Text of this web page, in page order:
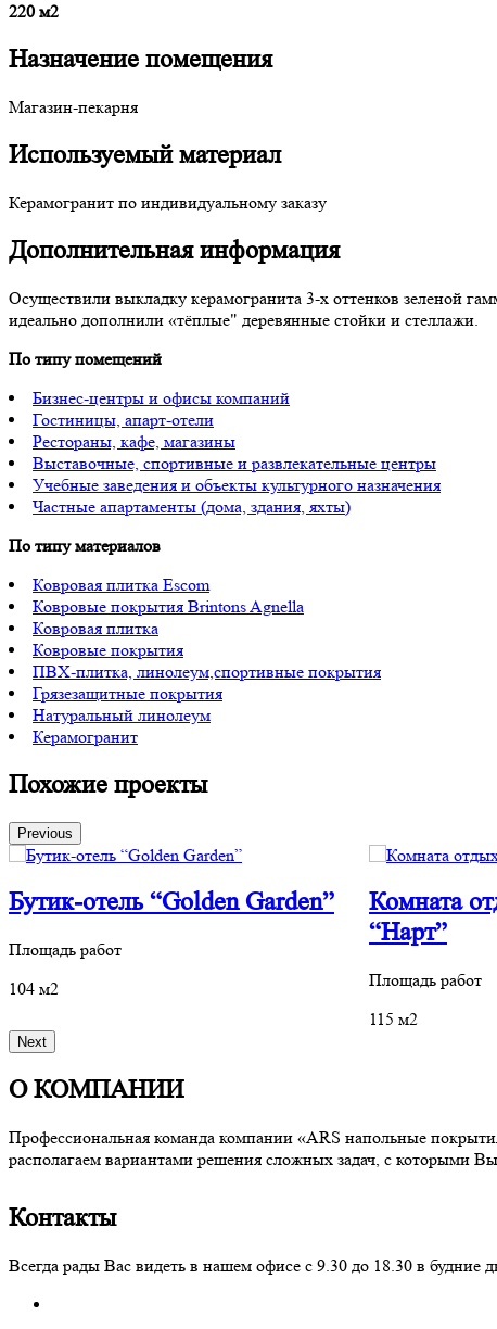
220 м2
Назначение помещения
Магазин-пекарня
Используемый материал
Керамогранит по индивидуальному заказу
Дополнительная информация
Осуществили выкладку керамогранита 3-х оттенков зеленой
идеально дополнили «тёплые" деревянные стойки и стеллажи.
По типу помещений
Бизнес-центры и офисы компаний
Гостиницы, апарт-отели
Рестораны, кафе, магазины
Выставочные, спортивные и развлекательные центры
Учебные заведения и объекты культурного назначения
Частные апартаменты (дома, здания, яхты)
По типу материалов
Ковровая плитка Escom
Ковровые покрытия Brintons Agnella
Ковровая плитка
Ковровые покрытия
ПВХ-плитка, линолеум,спортивные покрытия
Грязезащитные покрытия
Натуральный линолеум
Керамогранит
Похожие проекты
Previous
Бутик-отель “Golden Garden”
Площадь работ
104 м2
Комната
“Нарт”
Площадь работ
115 м2
Next
О КОМПАНИИ
Профессиональная команда компании «ARS напольные
располагаем вариантами решения сложных задач, с которыми
Контакты
Всегда рады Вас видеть в нашем офисе с 9.30 до 18.30 в